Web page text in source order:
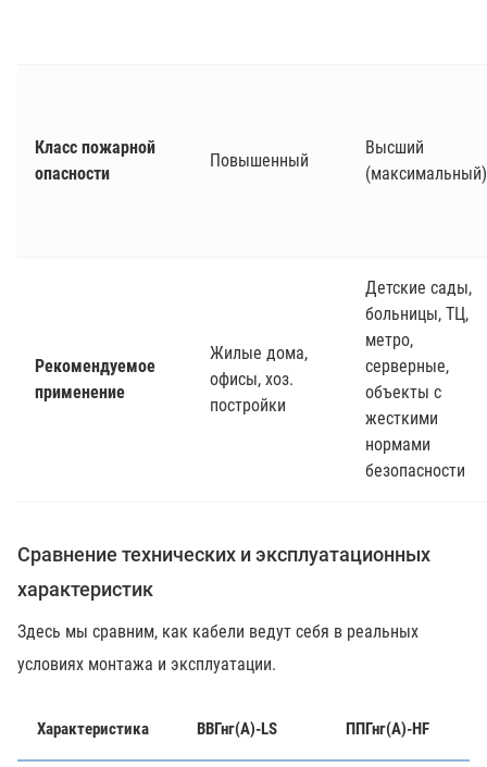
Класс пожарной
опасности
Повышенный
Высший
(максимальный)
Рекомендуемое
применение
Жилые дома,
офисы, хоз.
постройки
Детские сады,
больницы, ТЦ,
метро,
серверные,
объекты с
жесткими
нормами
безопасности
Сравнение технических и эксплуатационных
характеристик
Здесь мы сравним, как кабели ведут себя в реальных
условиях монтажа и эксплуатации.
Характеристика ВВГнг(А)-LS ППГнг(А)-HF